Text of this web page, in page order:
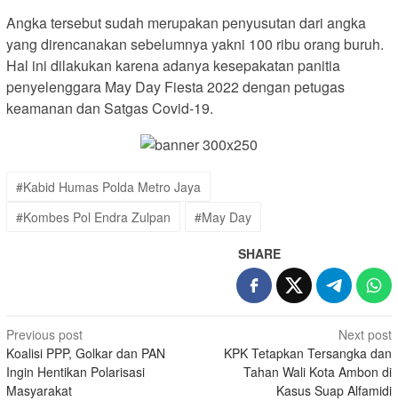
Angka tersebut sudah merupakan penyusutan dari angka
yang direncanakan sebelumnya yakni 100 ribu orang buruh.
Hal ini dilakukan karena adanya kesepakatan panitia
penyelenggara May Day Fiesta 2022 dengan petugas
keamanan dan Satgas Covid-19.
#Kabid Humas Polda Metro Jaya
#Kombes Pol Endra Zulpan
#May Day
SHARE
Post
navigation
Previous post
Koalisi PPP, Golkar dan PAN
Ingin Hentikan Polarisasi
Masyarakat
Next post
KPK Tetapkan Tersangka dan
Tahan Wali Kota Ambon di
Kasus Suap Alfamidi